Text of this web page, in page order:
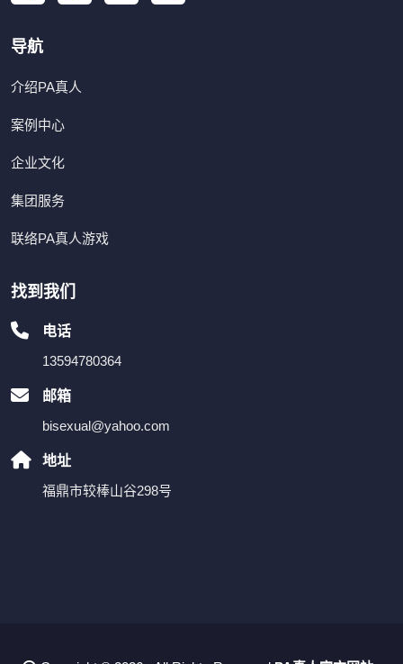
导航
介绍PA真人
案例中心
企业文化
集团服务
联络PA真人游戏
找到我们
电话
13594780364
邮箱
bisexual@yahoo.com
地址
福鼎市较棒山谷298号